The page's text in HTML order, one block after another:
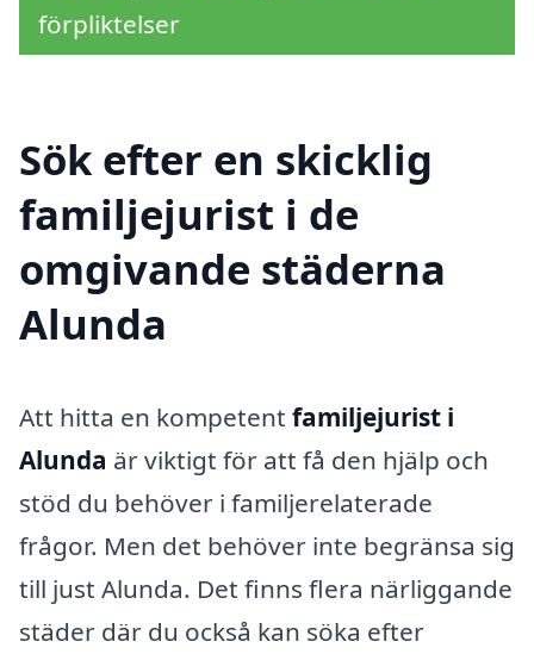
förpliktelser
Sök efter en skicklig
familjejurist i de
omgivande städerna
Alunda
Att hitta en kompetent familjejurist i
Alunda är viktigt för att få den hjälp och
stöd du behöver i familjerelaterade
frågor. Men det behöver inte begränsa sig
till just Alunda. Det finns flera närliggande
städer där du också kan söka efter